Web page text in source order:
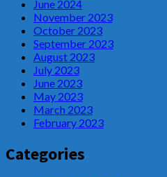
June 2024
November 2023
October 2023
September 2023
August 2023
July 2023
June 2023
May 2023
March 2023
February 2023
Categories